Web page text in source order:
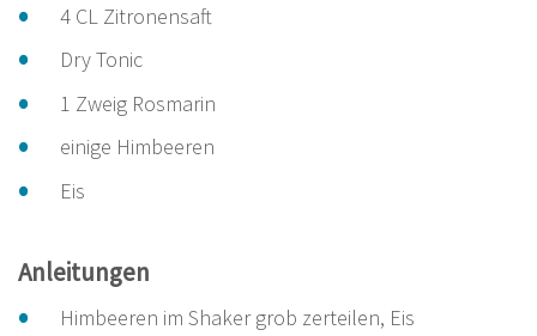
4 CL Zitronensaft
Dry Tonic
1 Zweig Rosmarin
einige Himbeeren
Eis
Anleitungen
Himbeeren im Shaker grob zerteilen, Eis